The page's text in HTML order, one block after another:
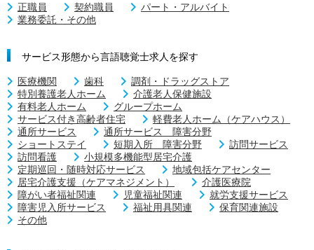
正職員 契約職員
パート・アルバイト
業務委託・その他
サービス形態から言語聴覚士求人を探す
医療機関 歯科
調剤・ドラッグストア
特別養護老人ホーム
介護老人保健施設
有料老人ホーム
グループホーム
サービス付き高齢者住宅
軽費老人ホーム（ケアハウス）
通所サービス
通所サービス 障害分野
ショートステイ
短期入所 障害分野
訪問サービス
訪問看護
小規模多機能型居宅介護
定期巡回・随時対応サービス
地域包括ケアセンター
居宅介護支援（ケアマネジメント）
介護医療院
障がい者福祉関連
児童福祉関連
就労支援サービス
障害児入所サービス
福祉用具関連
保育関連施設
その他